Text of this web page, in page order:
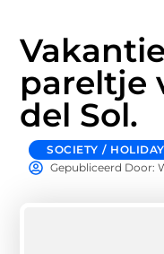
pareltje
del Sol.
SOCIETY /
Gepubliceerd Door: